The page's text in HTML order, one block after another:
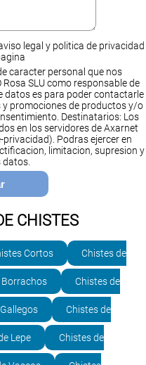
legal y politica de privacidad
caracter personal que nos
SLU como responsable de
datos es para poder contactarle
promociones de productos y/o
Destinatarios: Los
en los servidores de Axarnet
Podras ejercer en
limitacion, supresion y
datos.
CHISTES
Cortos Chistes de
Borrachos Chistes de
Chistes de
Lepe Chistes de